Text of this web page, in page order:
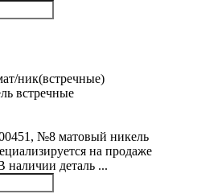
встречные
№8 матовый никель
на продаже
наличии деталь ...